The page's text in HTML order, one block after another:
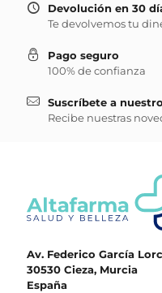
Devolución en 30
Te devolvemos tu
Pago seguro
100% de confianza
Suscríbete a
Recibe nuestras
Av. Federico García
30530 Cieza, Murcia
España